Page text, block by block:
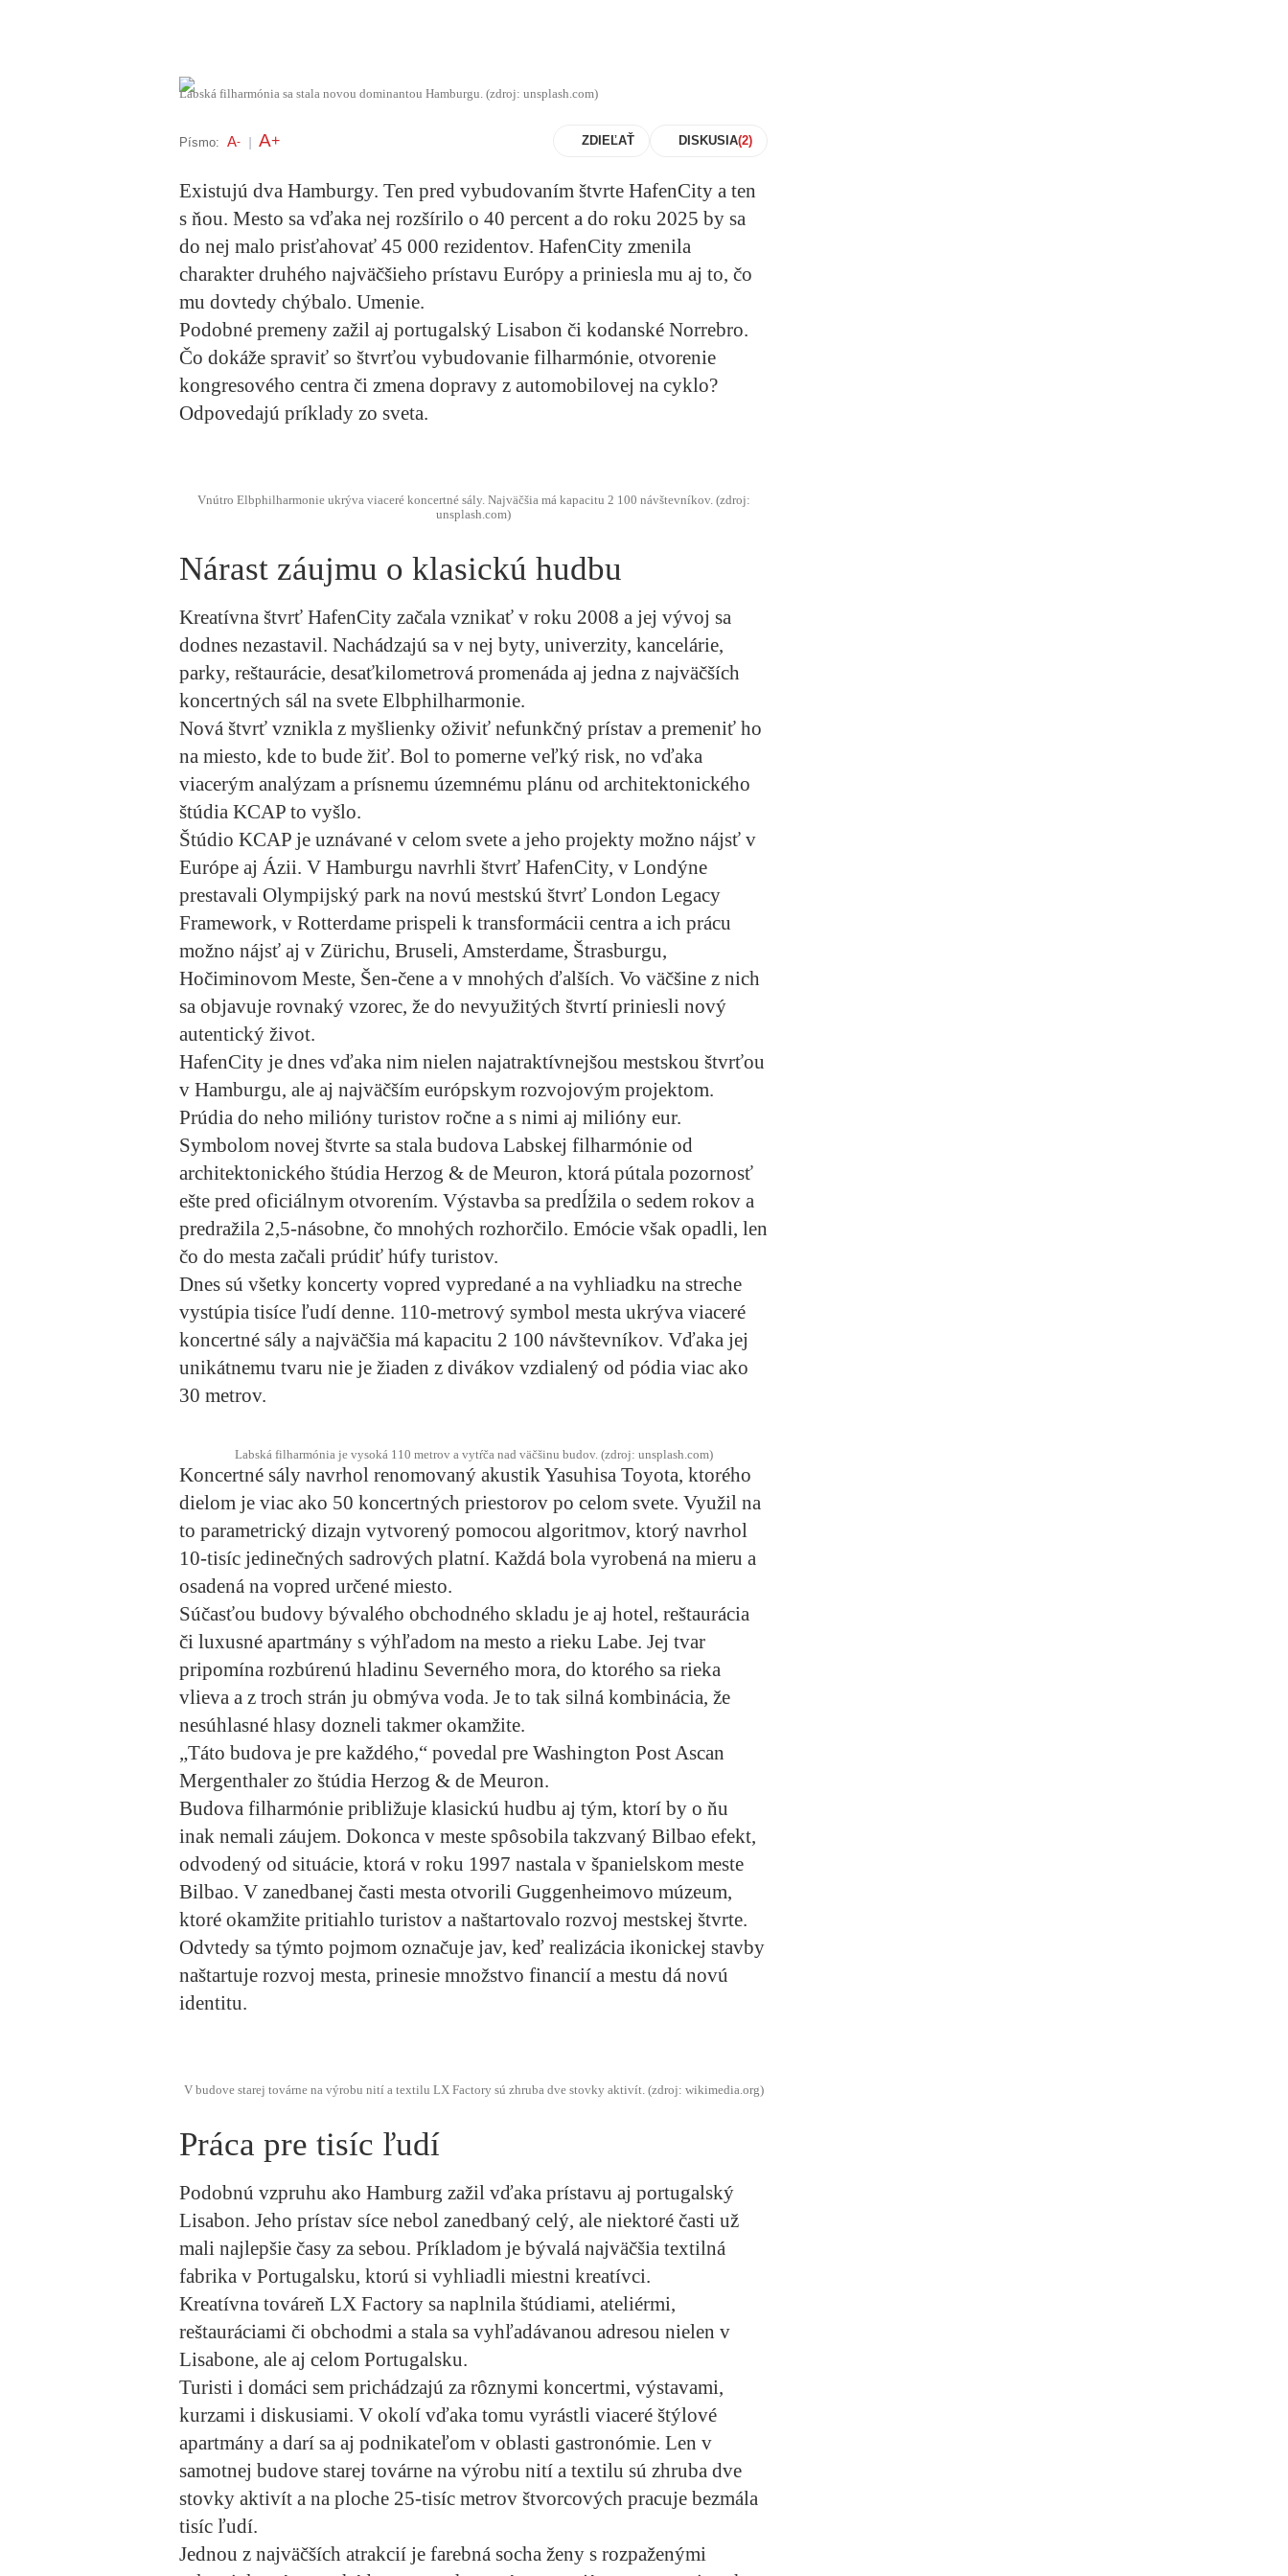
Labská filharmónia sa stala novou dominantou Hamburgu. (zdroj: unsplash.com)
Písmo: A- A+ ZDIEĽAŤ DISKUSIA
Existujú dva Hamburgy. Ten pred vybudovaním štvrte HafenCity a ten
s ňou. Mesto sa vďaka nej rozšírilo o 40 percent a do roku 2025 by sa
do nej malo prisťahovať 45 000 rezidentov. HafenCity zmenila
charakter druhého najväčšieho prístavu Európy a priniesla mu aj to, čo
mu dovtedy chýbalo. Umenie.
Podobné premeny zažil aj portugalský Lisabon či kodanské Norrebro.
Čo dokáže spraviť so štvrťou vybudovanie filharmónie, otvorenie
kongresového centra či zmena dopravy z automobilovej na cyklo?
Odpovedajú príklady zo sveta.
Vnútro Elbphilharmonie ukrýva viaceré koncertné sály. Najväčšia má kapacitu 2 100 návštevníkov. (zdroj:
unsplash.com)
Nárast záujmu o klasickú hudbu
Kreatívna štvrť HafenCity začala vznikať v roku 2008 a jej vývoj sa
dodnes nezastavil. Nachádzajú sa v nej byty, univerzity, kancelárie,
parky, reštaurácie, desaťkilometrová promenáda aj jedna z najväčších
koncertných sál na svete Elbphilharmonie.
Nová štvrť vznikla z myšlienky oživiť nefunkčný prístav a premeniť ho
na miesto, kde to bude žiť. Bol to pomerne veľký risk, no vďaka
viacerým analýzam a prísnemu územnému plánu od architektonického
štúdia KCAP to vyšlo.
Štúdio KCAP je uznávané v celom svete a jeho projekty možno nájsť v
Európe aj Ázii. V Hamburgu navrhli štvrť HafenCity, v Londýne
prestavali Olympijský park na novú mestskú štvrť London Legacy
Framework, v Rotterdame prispeli k transformácii centra a ich prácu
možno nájsť aj v Zürichu, Bruseli, Amsterdame, Štrasburgu,
Hočiminovom Meste, Šen-čene a v mnohých ďalších. Vo väčšine z nich
sa objavuje rovnaký vzorec, že do nevyužitých štvrtí priniesli nový
autentický život.
HafenCity je dnes vďaka nim nielen najatraktívnejšou mestskou štvrťou
v Hamburgu, ale aj najväčším európskym rozvojovým projektom.
Prúdia do neho milióny turistov ročne a s nimi aj milióny eur.
Symbolom novej štvrte sa stala budova Labskej filharmónie od
architektonického štúdia Herzog & de Meuron, ktorá pútala pozornosť
ešte pred oficiálnym otvorením. Výstavba sa predĺžila o sedem rokov a
predražila 2,5-násobne, čo mnohých rozhorčilo. Emócie však opadli, len
čo do mesta začali prúdiť húfy turistov.
Dnes sú všetky koncerty vopred vypredané a na vyhliadku na streche
vystúpia tisíce ľudí denne. 110-metrový symbol mesta ukrýva viaceré
koncertné sály a najväčšia má kapacitu 2 100 návštevníkov. Vďaka jej
unikátnemu tvaru nie je žiaden z divákov vzdialený od pódia viac ako
30 metrov.
Labská filharmónia je vysoká 110 metrov a vytŕča nad väčšinu budov. (zdroj: unsplash.com)
Koncertné sály navrhol renomovaný akustik Yasuhisa Toyota, ktorého
dielom je viac ako 50 koncertných priestorov po celom svete. Využil na
to parametrický dizajn vytvorený pomocou algoritmov, ktorý navrhol
10-tisíc jedinečných sadrových platní. Každá bola vyrobená na mieru a
osadená na vopred určené miesto.
Súčasťou budovy bývalého obchodného skladu je aj hotel, reštaurácia
či luxusné apartmány s výhľadom na mesto a rieku Labe. Jej tvar
pripomína rozbúrenú hladinu Severného mora, do ktorého sa rieka
vlieva a z troch strán ju obmýva voda. Je to tak silná kombinácia, že
nesúhlasné hlasy dozneli takmer okamžite.
„Táto budova je pre každého,“ povedal pre Washington Post Ascan
Mergenthaler zo štúdia Herzog & de Meuron.
Budova filharmónie približuje klasickú hudbu aj tým, ktorí by o ňu
inak nemali záujem. Dokonca v meste spôsobila takzvaný Bilbao efekt,
odvodený od situácie, ktorá v roku 1997 nastala v španielskom meste
Bilbao. V zanedbanej časti mesta otvorili Guggenheimovo múzeum,
ktoré okamžite pritiahlo turistov a naštartovalo rozvoj mestskej štvrte.
Odvtedy sa týmto pojmom označuje jav, keď realizácia ikonickej stavby
naštartuje rozvoj mesta, prinesie množstvo financií a mestu dá novú
identitu.
V budove starej továrne na výrobu nití a textilu LX Factory sú zhruba dve stovky aktivít. (zdroj: wikimedia.org)
Práca pre tisíc ľudí
Podobnú vzpruhu ako Hamburg zažil vďaka prístavu aj portugalský
Lisabon. Jeho prístav síce nebol zanedbaný celý, ale niektoré časti už
mali najlepšie časy za sebou. Príkladom je bývalá najväčšia textilná
fabrika v Portugalsku, ktorú si vyhliadli miestni kreatívci.
Kreatívna továreň LX Factory sa naplnila štúdiami, ateliérmi,
reštauráciami či obchodmi a stala sa vyhľadávanou adresou nielen v
Lisabone, ale aj celom Portugalsku.
Turisti i domáci sem prichádzajú za rôznymi koncertmi, výstavami,
kurzami i diskusiami. V okolí vďaka tomu vyrástli viaceré štýlové
apartmány a darí sa aj podnikateľom v oblasti gastronómie. Len v
samotnej budove starej továrne na výrobu nití a textilu sú zhruba dve
stovky aktivít a na ploche 25-tisíc metrov štvorcových pracuje bezmála
tisíc ľudí.
Jednou z najväčších atrakcií je farebná socha ženy s rozpaženými